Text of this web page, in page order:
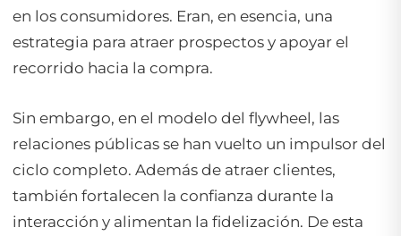
en los consumidores. Eran, en esencia, una
estrategia para atraer prospectos y apoyar el
recorrido hacia la compra.
Sin embargo, en el modelo del flywheel, las
relaciones públicas se han vuelto un impulsor del
ciclo completo. Además de atraer clientes,
también fortalecen la confianza durante la
interacción y alimentan la fidelización. De esta